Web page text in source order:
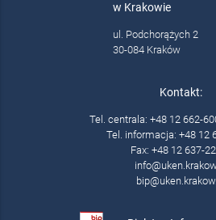
w Krakowie
ul. Podchorążych 2
30-084 Kraków
Kontakt:
Tel. centrala: +48 12 662-
Tel. informacja: +48 12
Fax: +48 12 637-